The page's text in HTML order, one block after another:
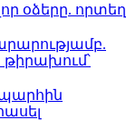
օձերը. որտեղ
թիրախում՝